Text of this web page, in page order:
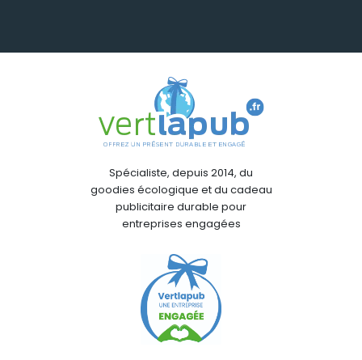
Spécialiste, depuis 2014, du
goodies écologique et du cadeau
publicitaire durable pour
entreprises engagées